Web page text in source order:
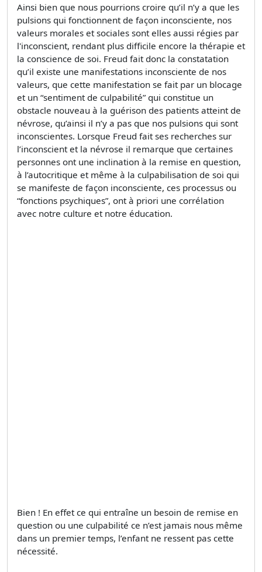
Ainsi bien que nous pourrions croire qu’il n’y a que les
pulsions qui fonctionnent de façon inconsciente, nos
valeurs morales et sociales sont elles aussi régies par
l'inconscient, rendant plus difficile encore la thérapie et
la conscience de soi. Freud fait donc la constatation
qu’il existe une manifestations inconsciente de nos
valeurs, que cette manifestation se fait par un blocage
et un “sentiment de culpabilité” qui constitue un
obstacle nouveau à la guérison des patients atteint de
névrose, qu’ainsi il n’y a pas que nos pulsions qui sont
inconscientes. Lorsque Freud fait ses recherches sur
l’inconscient et la névrose il remarque que certaines
personnes ont une inclination à la remise en question,
à l’autocritique et même à la culpabilisation de soi qui
se manifeste de façon inconsciente, ces processus ou
“fonctions psychiques”, ont à priori une corrélation
avec notre culture et notre éducation.
Bien ! En effet ce qui entraîne un besoin de remise en
question ou une culpabilité ce n’est jamais nous même
dans un premier temps, l’enfant ne ressent pas cette
nécessité.